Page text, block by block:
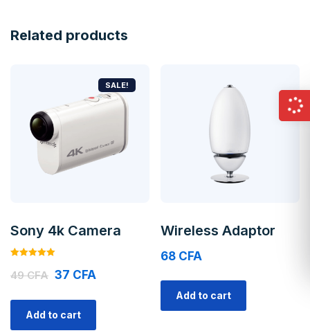
Related products
SALE!
Sony 4k Camera
5.00
out of 5
49CFA 37 CFA
Add to cart
Wireless Adaptor
68 CFA
Add to cart